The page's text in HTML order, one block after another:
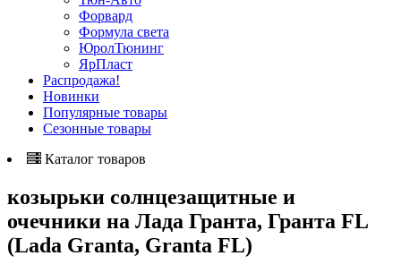
Форвард
Формула света
ЮролТюнинг
ЯрПласт
Распродажа!
Новинки
Популярные товары
Сезонные товары
Каталог товаров
козырьки солнцезащитные и
очечники на Лада Гранта, Гранта FL
(Lada Granta, Granta FL)